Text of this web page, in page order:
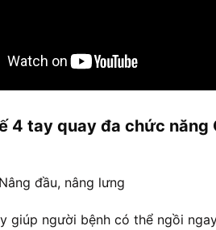
4 tay quay đa chức
đầu, nâng lưng
giúp người bệnh có thể ngồi